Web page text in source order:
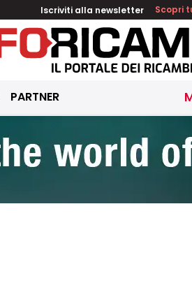
Iscriviti alla newsletter Scopri
PARTNER